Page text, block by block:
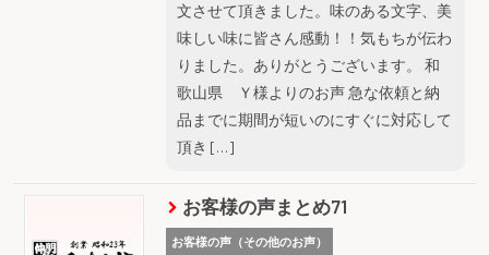
文させて頂きました。味のある文字、美
味しい味に皆さん感動！！気もちが伝わ
りました。ありがとうございます。 和
歌山県 Ｙ様よりのお声 急な依頼と納
品までに期間が短いのにすぐに対応して
頂き […]
お客様の声まとめ71
お客様の声（その他のお声）